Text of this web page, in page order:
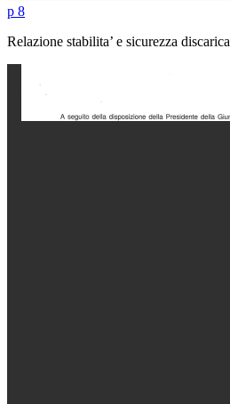
p 8
Relazione stabilita’ e sicurezza discarica